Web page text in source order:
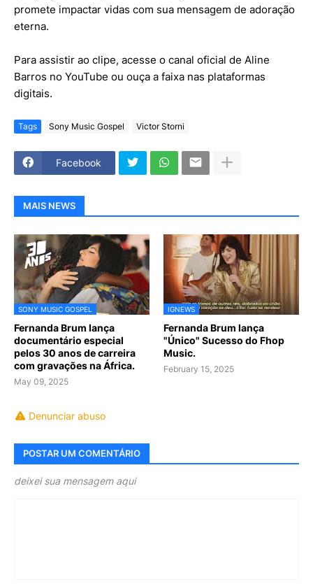
promete impactar vidas com sua mensagem de adoração
eterna.
Para assistir ao clipe, acesse o canal oficial de Aline
Barros no YouTube ou ouça a faixa nas plataformas
digitais.
Tags Sony Music Gospel Victor Storni
Facebook
MAIS NEWS
SONY MUSIC GOSPEL
Fernanda Brum lança
documentário especial
pelos 30 anos de carreira
com gravações na África.
May 09, 2025
IGNEWS
Fernanda Brum lança
"Único" Sucesso do Fhop
Music.
February 15, 2025
Denunciar abuso
POSTAR UM COMENTÁRIO
deixei sua mensagem aqui